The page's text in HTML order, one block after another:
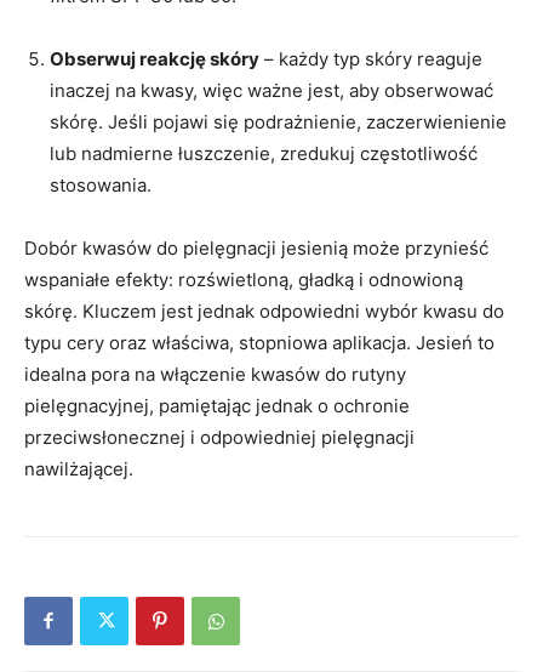
Obserwuj reakcję skóry – każdy typ skóry reaguje
inaczej na kwasy, więc ważne jest, aby obserwować
skórę. Jeśli pojawi się podrażnienie, zaczerwienienie
lub nadmierne łuszczenie, zredukuj częstotliwość
stosowania.
Dobór kwasów do pielęgnacji jesienią może przynieść
wspaniałe efekty: rozświetloną, gładką i odnowioną
skórę. Kluczem jest jednak odpowiedni wybór kwasu do
typu cery oraz właściwa, stopniowa aplikacja. Jesień to
idealna pora na włączenie kwasów do rutyny
pielęgnacyjnej, pamiętając jednak o ochronie
przeciwsłonecznej i odpowiedniej pielęgnacji
nawilżającej.